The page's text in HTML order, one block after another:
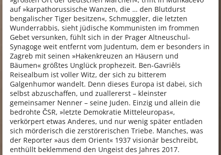
auf »karpathorussische Wanzen, die … den Blutdurst
bengalischer Tiger besitzen«, Schmuggler, die letzten
Wunderrabbis, sieht jüdische Kommunisten im frommen
Gebet versunken, fühlt sich in der Prager Altneuschul-
Synagoge weit entfernt vom Judentum, dem er besonders in
Zagreb mit seinen »Hakenkreuzen an Häusern und
Bäumen« größtes Unglück prophezeit. Ben-Gavriêls
Reisealbum ist voller Witz, der sich zu bitterem
Galgenhumor wandelt. Denn dieses Europa ist dabei, sich
selbst abzuschaffen, und zuallererst – kleinster
gemeinsamer Nenner – seine Juden. Einzig und allein die
bedrohte ČSR, »letzte Demokratie Mitteleuropas«,
verkörpert etwas Anderes, und nur wenig später entladen
sich mörderisch die zerstörerischen Triebe. Manches, was
der Reporter »aus dem Orient« 1937 visionär beschreibt,
enthüllt beklemmend den Ungeist des Jahres 2017.